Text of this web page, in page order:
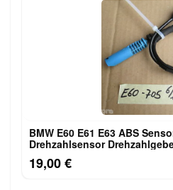
BMW E60 E61 E63 ABS
19,00 €